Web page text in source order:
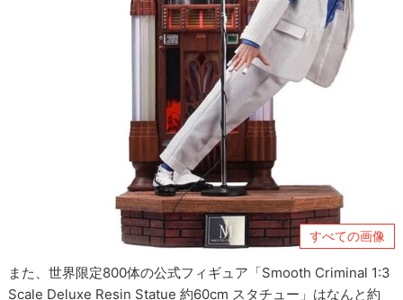
すべての画像
また、世界限定800体の公式フィギュア「Smooth Criminal 1:3
Scale Deluxe Resin Statue 約60cm スタチュー」はなんと約